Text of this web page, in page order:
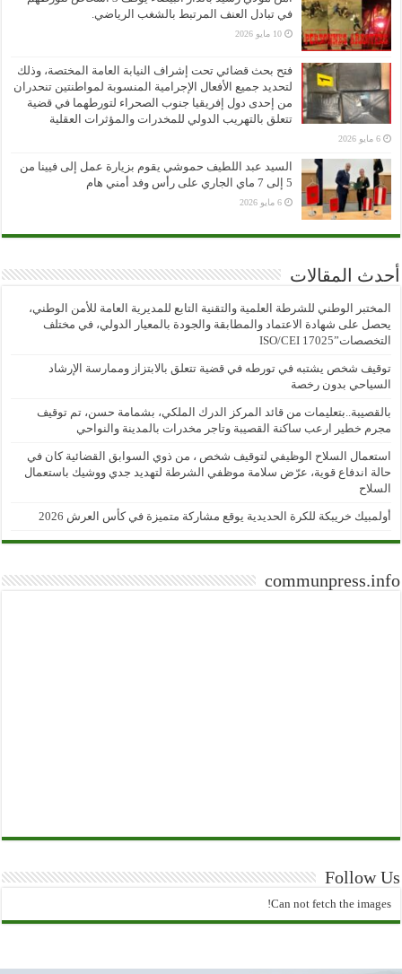
في تبادل العنف المرتبط بالشغب الرياضي.
10 مايو 2026
فتح بحث قضائي تحت إشراف النيابة العامة المختصة، وذلك
لتحديد جميع الأفعال الإجرامية المنسوبة لمواطنتين تنحدران
من إحدى دول إفريقيا جنوب الصحراء لتورطهما في قضية
تتعلق بالتهريب الدولي للمخدرات والمؤثرات العقلية
6 مايو 2026
السيد عبد اللطيف حموشي يقوم بزيارة عمل إلى فيينا من
5 إلى 7 ماي الجاري على رأس وفد أمني هام
6 مايو 2026
أحدث المقالات
المختبر الوطني للشرطة العلمية والتقنية التابع للمديرية العامة للأمن الوطني،
يحصل على شهادة الاعتماد والمطابقة والجودة بالمعيار الدولي، في مختلف
التخصصات”ISO/CEI 17025
توقيف شخص يشتبه في تورطه في قضية تتعلق بالابتزاز وممارسة الإرشاد
السياحي بدون رخصة
بالقصيبة..بتعليمات من قائد المركز الدرك الملكي، بشمامة حسن، تم توقيف
مجرم خطير ارعب ساكنة القصيبة وتاجر مخدرات بالمدينة والنواحي
استعمال السلاح الوظيفي لتوقيف شخص ، من ذوي السوابق القضائية كان في
حالة اندفاع قوية، عرّض سلامة موظفي الشرطة لتهديد جدي ووشيك باستعمال
السلاح
أولمبيك خريبكة للكرة الحديدية يوقع مشاركة متميزة في كأس العرش 2026
communpress.info
Follow Us
Can not fetch the images!